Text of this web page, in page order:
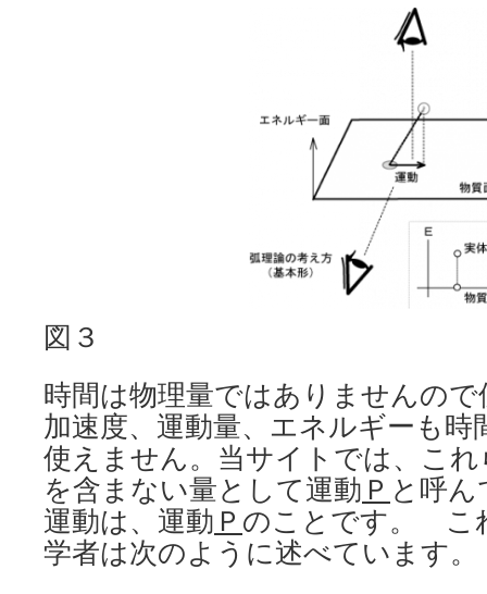
図３
時間は物理量ではありませんの
加速度、運動量、エネルギーも
使えません。当サイトでは、こ
を含まない量として運動 Ｐ と呼
運動は、運動 Ｐ のことです。 こ
学者は次のように述べています。